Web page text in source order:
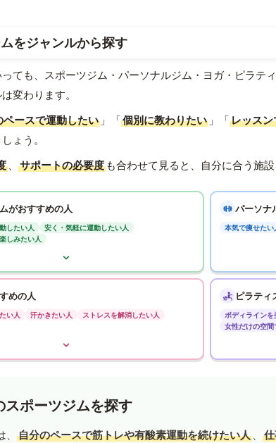
をジャンルから探す
ても、スポーツジム・パーソナルジム・ヨガ・ピラテ
変わります。
ペースで運動したい 」「個別に教わりたい 」「レッス
ょう。
、 サポートの必要度 も合わせて見ると、自分に合う施
がおすすめの人
したい人
安く・気軽に運動したい人
しみたい人
パーソナ
本気で痩せたい
めの人
い人 汗かきたい人 ストレスを解消したい人
ピラティ
ボディラインを
女性だけの空間
スポーツジムを探す
自分のペースで筋トレや有酸素運動を続けたい人 、